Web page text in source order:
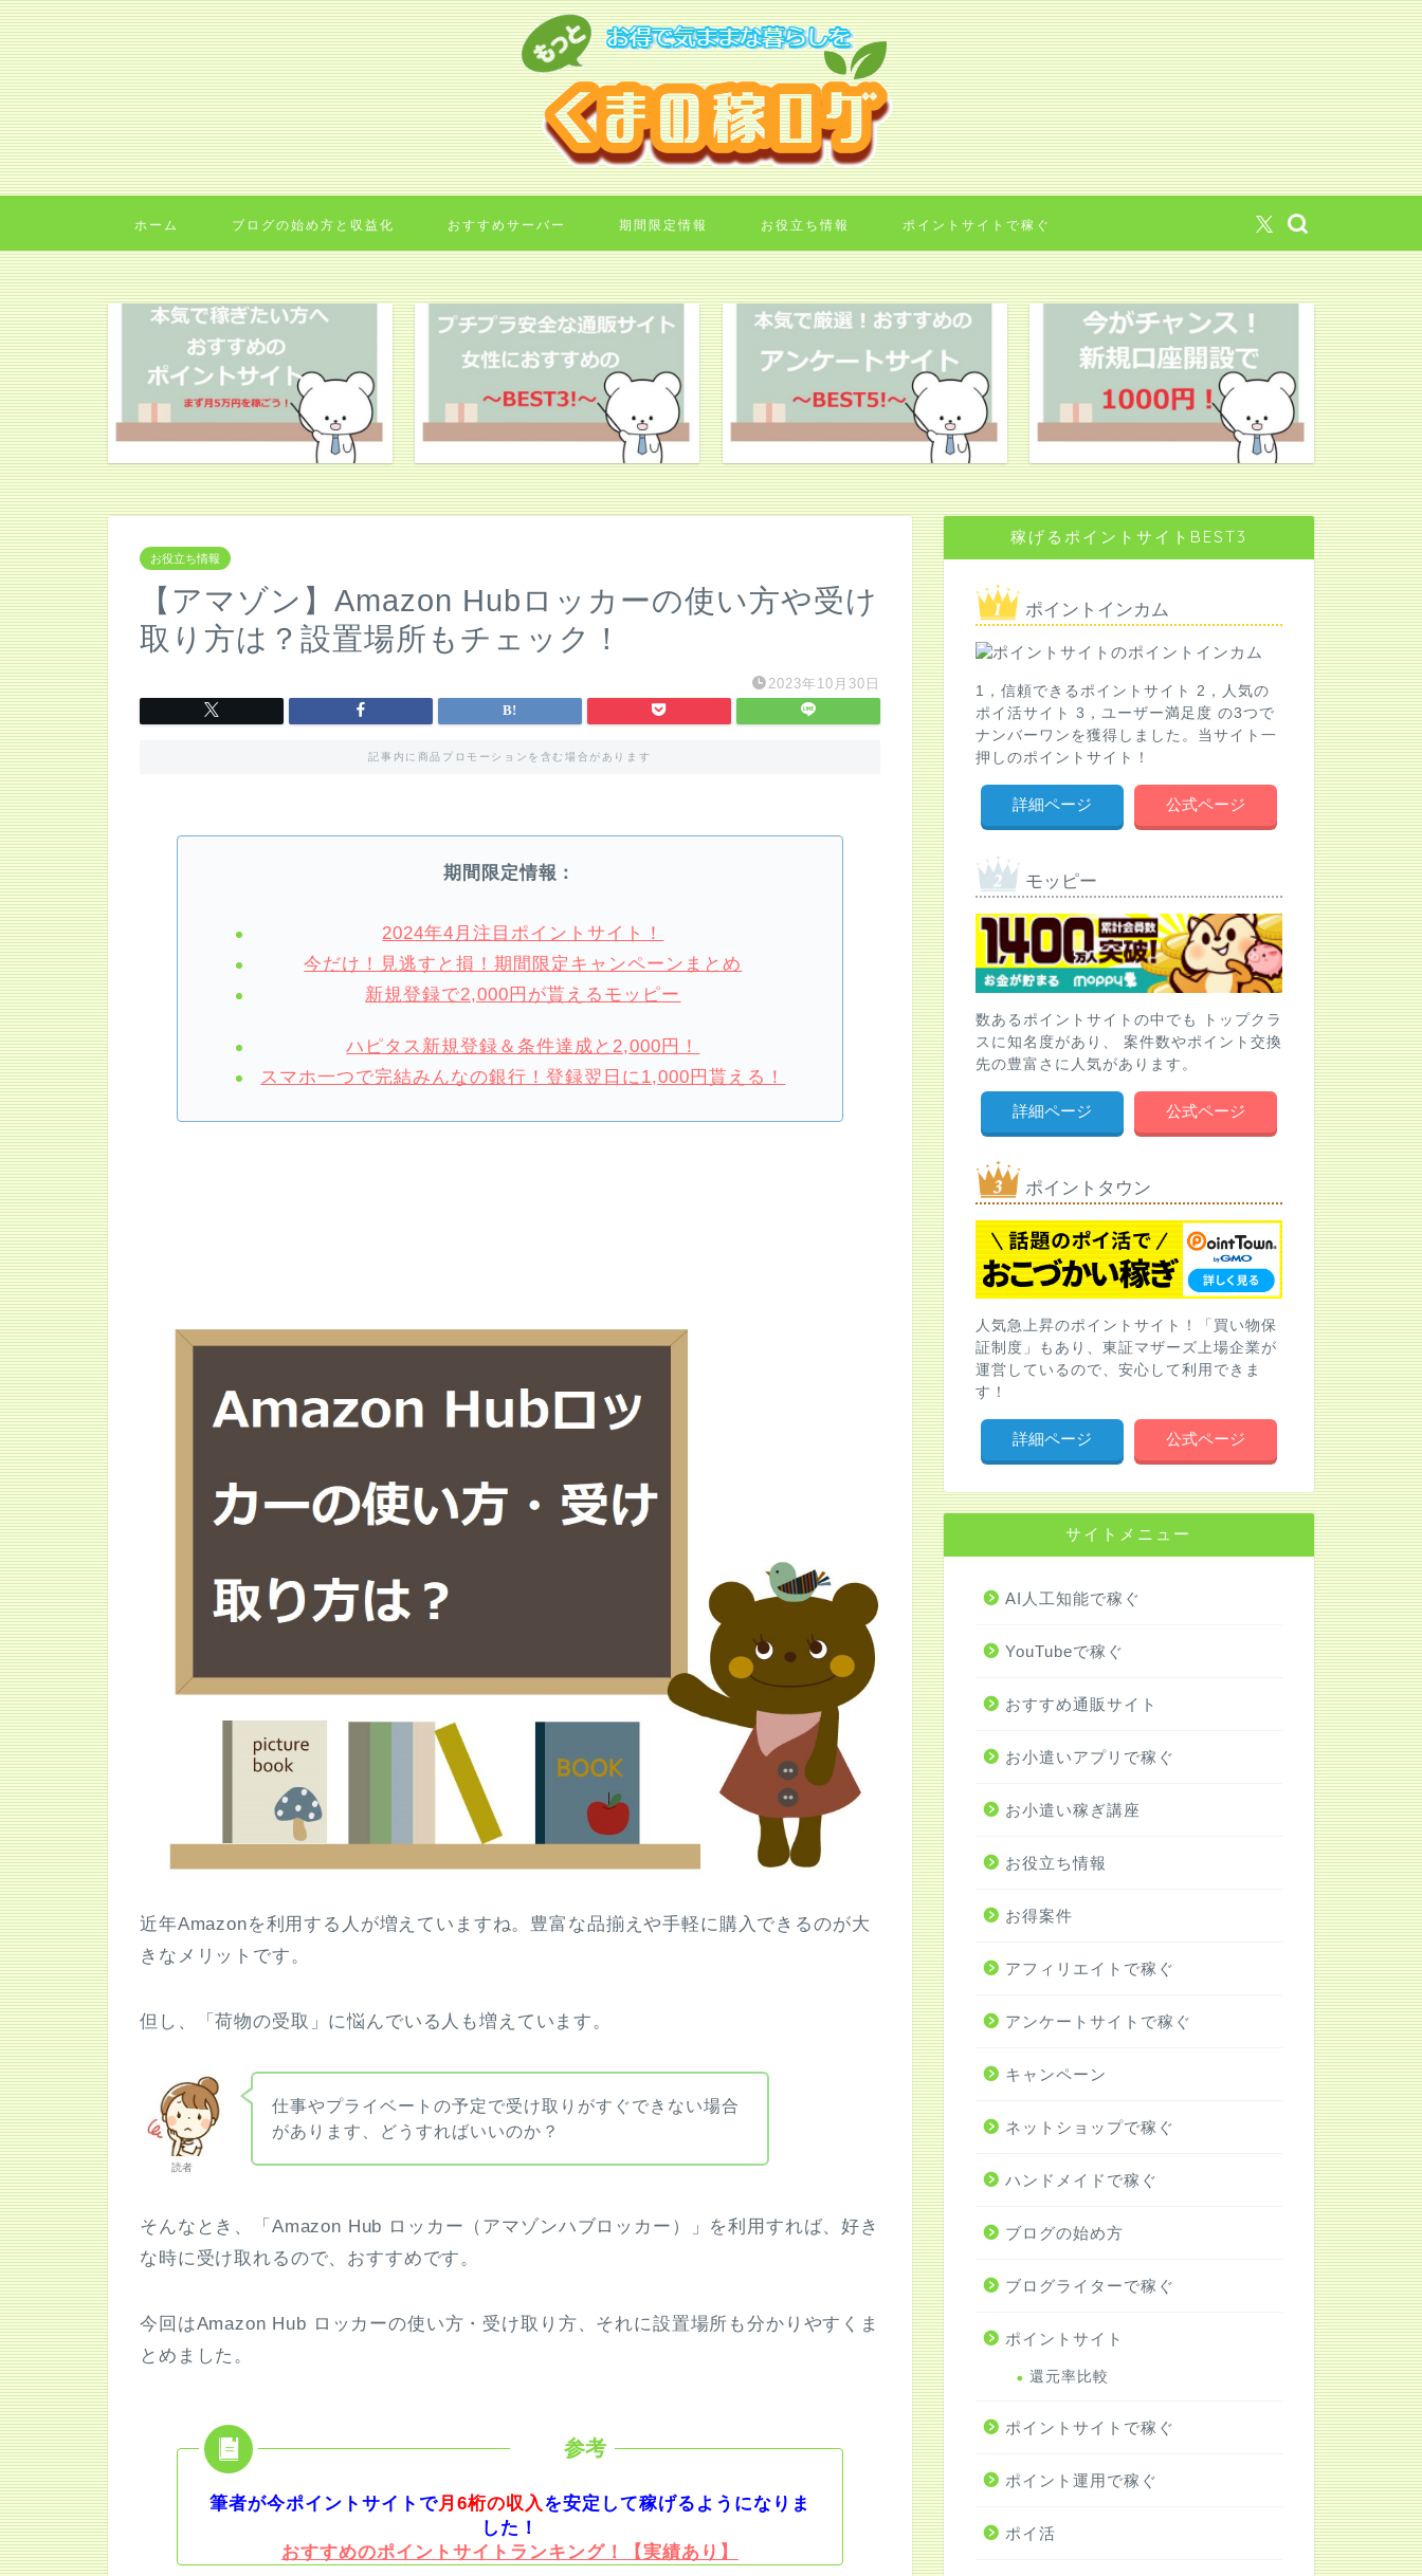
ホーム ブログの始め方と収益化 おすすめサーバー 期間限定情報 お役立ち情報 ポイントサイトで稼ぐ
お役立ち情報
【アマゾン】Amazon Hubロッカーの使い方や受け
取り方は？設置場所もチェック！
2023年10月30日
記事内に商品プロモーションを含む場合があります
期間限定情報：
2024年4月注目ポイントサイト！
今だけ！見逃すと損！期間限定キャンペーンまとめ
新規登録で2,000円が貰えるモッピー
ハピタス新規登録＆条件達成と2,000円！
スマホ一つで完結みんなの銀行！登録翌日に1,000円貰える！
近年Amazonを利用する人が増えていますね。豊富な品揃えや手軽に購入できるのが大
きなメリットです。
但し、「荷物の受取」に悩んでいる人も増えています。
読者
仕事やプライベートの予定で受け取りがすぐできない場合
があります、どうすればいいのか？
そんなとき、「Amazon Hub ロッカー（アマゾンハブロッカー）」を利用すれば、好き
な時に受け取れるので、おすすめです。
今回はAmazon Hub ロッカーの使い方・受け取り方、それに設置場所も分かりやすくま
とめました。
筆者が今ポイントサイトで月6桁の収入を安定して稼げるようになりま
した！
おすすめのポイントサイトランキング！【実績あり】
稼げるポイントサイトBEST3
ポイントインカム
1，信頼できるポイントサイト 2，人気の
ポイ活サイト 3，ユーザー満足度 の3つで
ナンバーワンを獲得しました。当サイト一
押しのポイントサイト！
詳細ページ 公式ページ
モッピー
数あるポイントサイトの中でも トップクラ
スに知名度があり、 案件数やポイント交換
先の豊富さに人気があります。
詳細ページ 公式ページ
ポイントタウン
人気急上昇のポイントサイト！「買い物保
証制度」もあり、東証マザーズ上場企業が
運営しているので、安心して利用できま
す！
詳細ページ 公式ページ
サイトメニュー
AI人工知能で稼ぐ
YouTubeで稼ぐ
おすすめ通販サイト
お小遣いアプリで稼ぐ
お小遣い稼ぎ講座
お役立ち情報
お得案件
アフィリエイトで稼ぐ
アンケートサイトで稼ぐ
キャンペーン
ネットショップで稼ぐ
ハンドメイドで稼ぐ
ブログの始め方
ブログライターで稼ぐ
ポイントサイト
還元率比較
ポイントサイトで稼ぐ
ポイント運用で稼ぐ
ポイ活